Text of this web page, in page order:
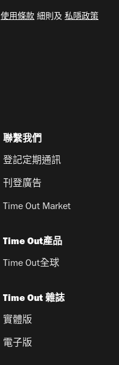
使用條款 細則及 私隱政策
聯繫我們
登記定期通訊
刊登廣告
Time Out Market
Time Out產品
Time Out全球
Time Out 雜誌
實體版
電子版